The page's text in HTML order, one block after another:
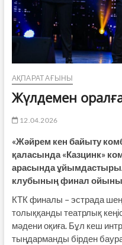
АҚПАРАТ АҒЫНЫ
Жүлдемен
12.04.2026
«Жәйрем кен байыту
қаласында «Казцинк»
арасында
клубының финал
КТК финалы – эстрада
толыққанды театрлық
мәдени оқиға. Бұл кеш
тыңдарманды бірден